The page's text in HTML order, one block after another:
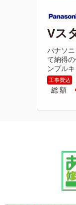
Vス
パナソ
て納得
ンプル
総額